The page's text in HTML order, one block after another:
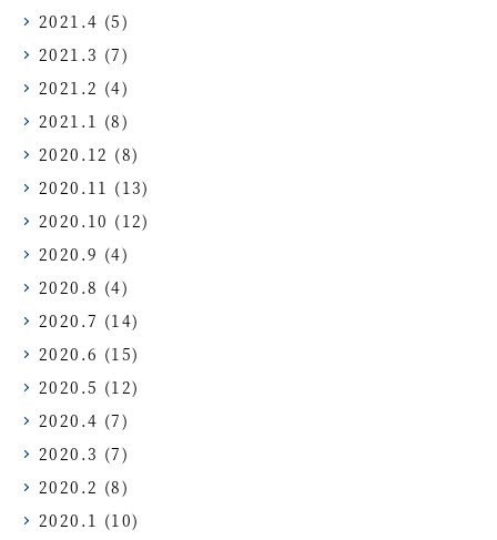
2021.4 (5)
2021.3 (7)
2021.2 (4)
2021.1 (8)
2020.12 (8)
2020.11 (13)
2020.10 (12)
2020.9 (4)
2020.8 (4)
2020.7 (14)
2020.6 (15)
2020.5 (12)
2020.4 (7)
2020.3 (7)
2020.2 (8)
2020.1 (10)